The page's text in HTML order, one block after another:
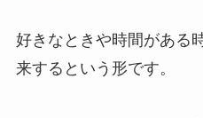
好きなときや時間がある
来するという形です。